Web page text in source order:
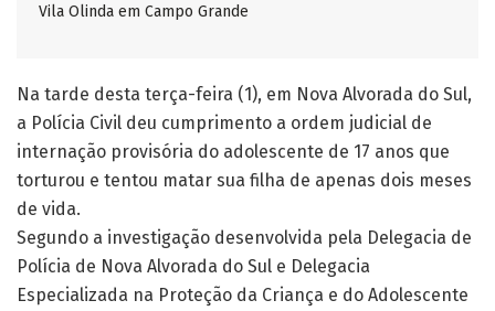
Vila Olinda em Campo Grande
Na tarde desta terça-feira (1), em Nova Alvorada do Sul,
a Polícia Civil deu cumprimento a ordem judicial de
internação provisória do adolescente de 17 anos que
torturou e tentou matar sua filha de apenas dois meses
de vida.
Segundo a investigação desenvolvida pela Delegacia de
Polícia de Nova Alvorada do Sul e Delegacia
Especializada na Proteção da Criança e do Adolescente